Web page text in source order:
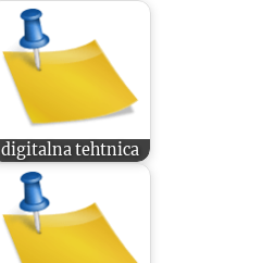
digitalna tehtnica